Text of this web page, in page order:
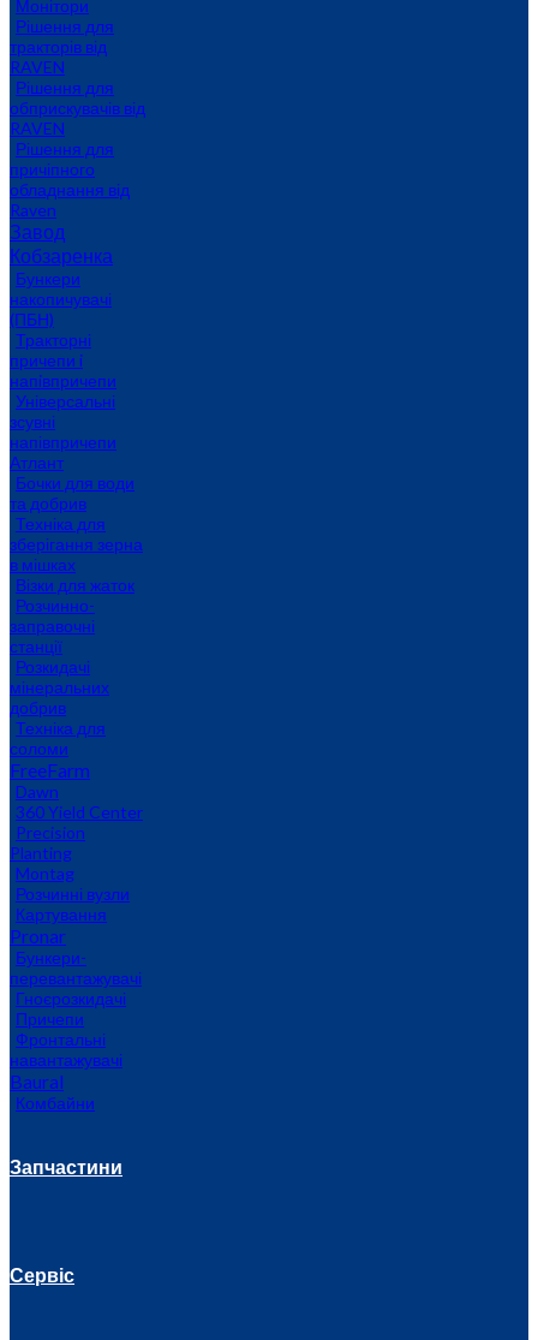
Монітори
Рішення для
тракторів від
RAVEN
Рішення для
обприскувачів від
RAVEN
Рішення для
причіпного
обладнання від
Raven
Завод
Кобзаренка
Бункери
накопичувачі
(ПБН)
Тракторні
причепи i
напiвпричепи
Універсальні
зсувні
напівпричепи
Атлант
Бочки для води
та добрив
Техніка для
зберігання зерна
в мішках
Візки для жаток
Розчинно-
заправочні
станції
Розкидачі
мінеральних
добрив
Техніка для
соломи
FreeFarm
Dawn
360 Yield Center
Precision
Planting
Montag
Розчинні вузли
Картування
Pronar
Бункери-
перевантажувачі
Гноєрозкидачі
Причепи
Фронтальні
навантажувачі
Baural
Комбайни
Запчастини
Сервіс